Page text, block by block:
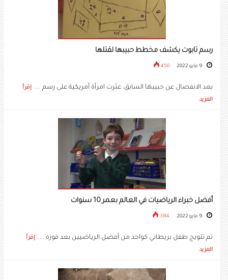
رسم تابوت يكشف مخطط حبيبها لقتلها
450
بعد الانفصال عن حبيبها السابق، عثرت امرأة أمريكية على رسم ..... إقرأ
المزيد
أفضل خبراء الرياضيات في العالم بعمر 10 سنوات
384
تم تتويج طفل بريطاني كواحد من أفضل الرياضيين بعد فوزه ..... إقرأ
المزيد